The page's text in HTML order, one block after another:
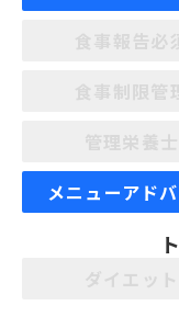
メニューアド